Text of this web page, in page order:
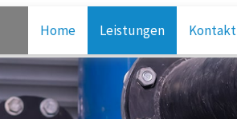
Home Leistungen Kontakt